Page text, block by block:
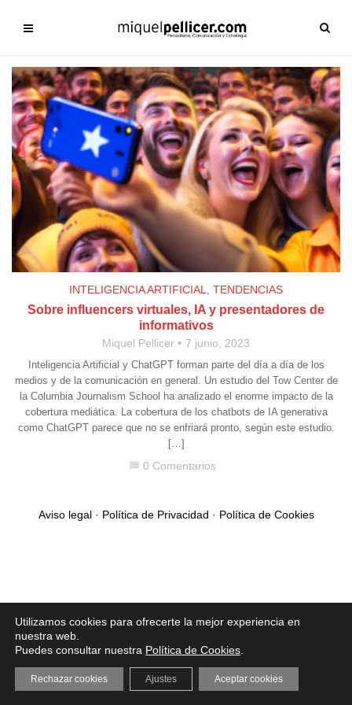
INTELIGENCIA ARTIFICIAL, TENDENCIAS
Sobre influencers virtuales, IA y presentadores de
informativos
Miquel Pellicer 7 junio, 2023
Inteligencia Artificial y ChatGPT forman parte del día a día de los
medios y de la comunicación en general. Un estudio del Tow Center de
la Columbia Journalism School ha analizado el enorme impacto de la
cobertura mediática. La cobertura de los chatbots de IA generativa
como ChatGPT parece que no se enfriará pronto, según este estudio.
[…]
chat_bubble 0 Comentarios
Aviso legal· Política de Privacidad · Política de Cookies
Utilizamos cookies para ofrecerte la mejor experiencia en
nuestra web.
Puedes consultar nuestra Política de Cookies
Aceptar cookies
Rechazar cookies Ajustes